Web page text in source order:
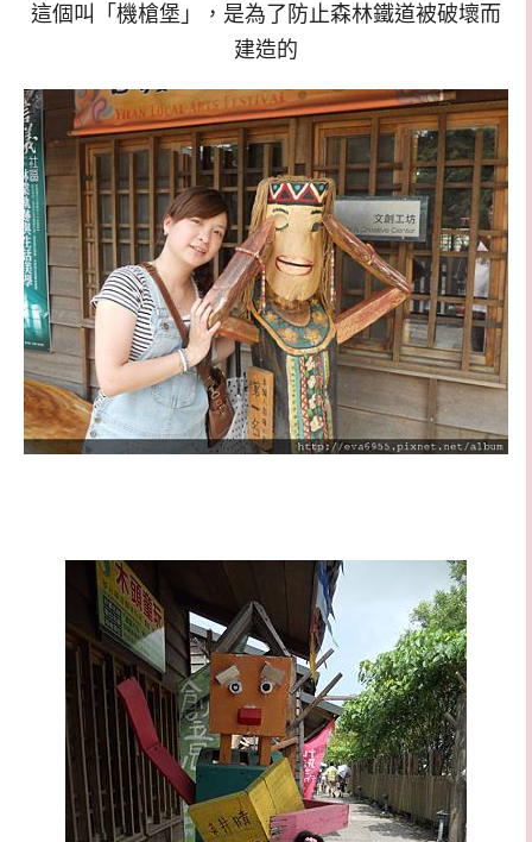
這個叫「機槍堡」，是為了防止森林鐵道被破壞而
建造的